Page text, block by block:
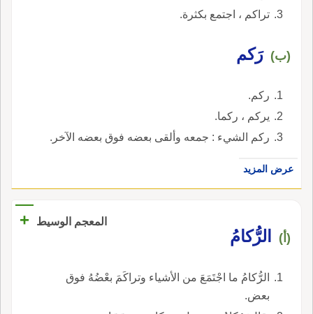
تراكم ، اجتمع بكثرة.
(ب) رَكم
ركم.
يركم ، ركما.
ركم الشيء : جمعه وألقى بعضه فوق بعضه الآخر.
عرض المزيد
المعجم الوسيط +
(أ) الرُّكامُ
الرُّكامُ ما اجْتَمَعَ من الأشياء وتراكَمَ بعْضُهُ فوق
بعض.